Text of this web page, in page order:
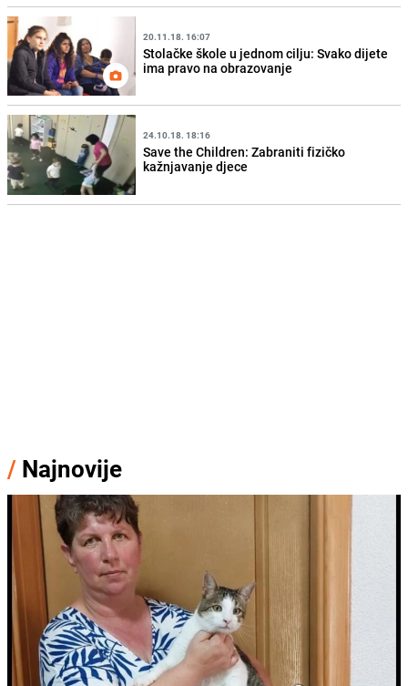
20.11.18. 16:07
Stolačke škole u jednom cilju: Svako dijete
ima pravo na obrazovanje
24.10.18. 18:16
Save the Children: Zabraniti fizičko
kažnjavanje djece
/ Najnovije